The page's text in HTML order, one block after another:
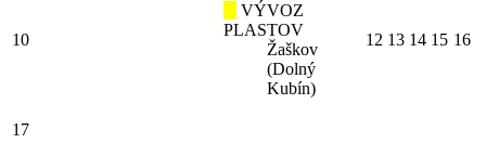
10
VÝVOZ
PLASTOV
Žaškov
(Dolný
Kubín)
12 13 14 15 16
17